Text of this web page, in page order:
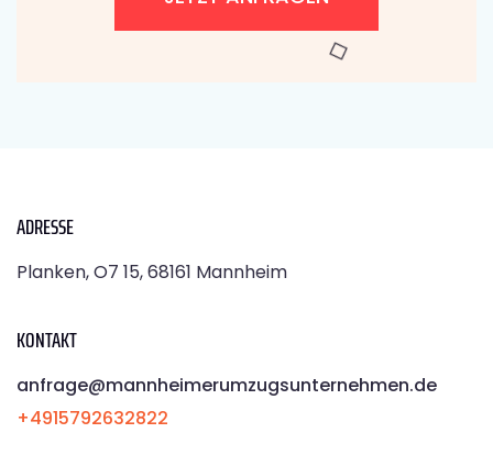
ADRESSE
Planken, O7 15, 68161 Mannheim
KONTAKT
anfrage@mannheimerumzugsunternehmen.de
+4915792632822